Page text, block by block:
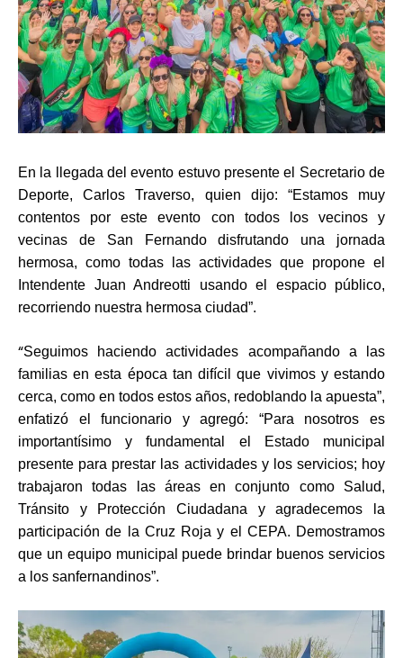
En la llegada del evento estuvo presente el Secretario de
Deporte, Carlos Traverso, quien dijo: “Estamos muy
contentos por este evento con todos los vecinos y
vecinas de San Fernando disfrutando una jornada
hermosa, como todas las actividades que propone el
Intendente Juan Andreotti usando el espacio público,
recorriendo nuestra hermosa ciudad”.
“Seguimos haciendo actividades acompañando a las
familias en esta época tan difícil que vivimos y estando
cerca, como en todos estos años, redoblando la apuesta”,
enfatizó el funcionario y agregó: “Para nosotros es
importantísimo y fundamental el Estado municipal
presente para prestar las actividades y los servicios; hoy
trabajaron todas las áreas en conjunto como Salud,
Tránsito y Protección Ciudadana y agradecemos la
participación de la Cruz Roja y el CEPA. Demostramos
que un equipo municipal puede brindar buenos servicios
a los sanfernandinos”.